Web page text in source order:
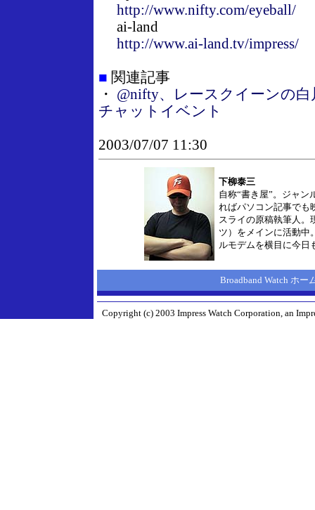
http://www.nifty.com/eyeball/
ai-land
http://www.ai-land.tv/impress/
■ 関連記事
・ @nifty、レースクイーンの
チャットイベント
2003/07/07 11:30
下柳泰三
自称“書き屋”。ジャン
ればパソコン記事でも
スライの原稿執筆人。
ツ）をメインに活動中
ルモデムを横目に今日
Broadband Watch ホー
Copyright (c) 2003 Impress Watch Corporation, an